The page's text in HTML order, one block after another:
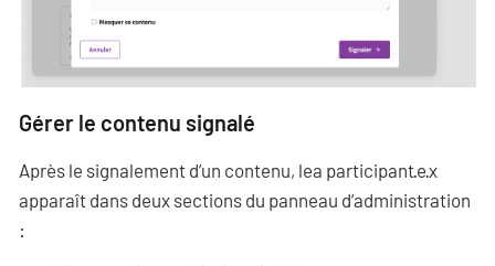
Gérer le contenu signalé
Après le signalement d’un contenu, lea participant·e·x
apparaît dans deux sections du panneau d’administration
: